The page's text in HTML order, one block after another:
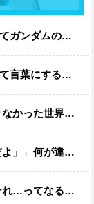
と珍しい気がする
ちゃいい人なのでは？
ダムｗｗｗｗｗｗｗ
←何が違うの？
ｗｗｗｗｗｗｗｗ